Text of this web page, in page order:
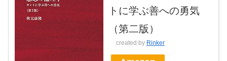
トに学ぶ善への勇気
（第二版）
created by Rinker